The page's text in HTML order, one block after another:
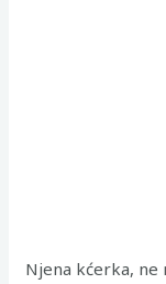
Njena kćerka,